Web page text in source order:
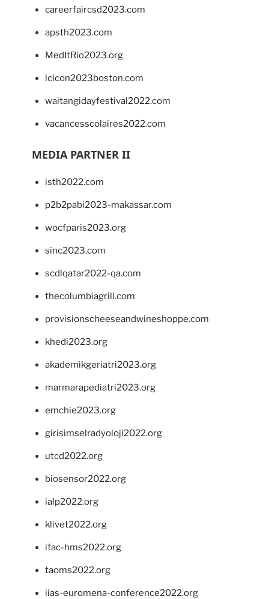
careerfaircsd2023.com
apsth2023.com
MedItRio2023.org
lcicon2023boston.com
waitangidayfestival2022.com
vacancesscolaires2022.com
MEDIA PARTNER II
isth2022.com
p2b2pabi2023-makassar.com
wocfparis2023.org
sinc2023.com
scdlqatar2022-qa.com
thecolumbiagrill.com
provisionscheeseandwineshoppe.com
khedi2023.org
akademikgeriatri2023.org
marmarapediatri2023.org
emchie2023.org
girisimselradyoloji2022.org
utcd2022.org
biosensor2022.org
ialp2022.org
klivet2022.org
ifac-hms2022.org
taoms2022.org
iias-euromena-conference2022.org